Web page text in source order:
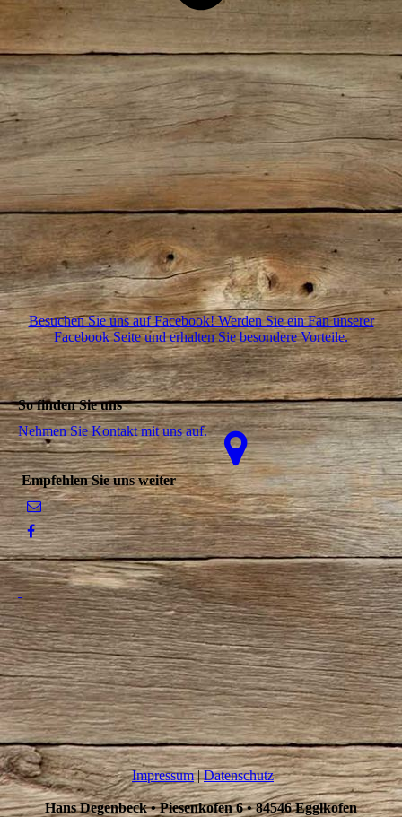
Besuchen Sie uns auf Facebook! Werden Sie ein Fan unserer
Facebook Seite und erhalten Sie besondere Vorteile.
So finden Sie uns
Nehmen Sie Kontakt mit uns auf.
Empfehlen Sie uns weiter
Impressum|Datenschutz
Hans Degenbeck • Piesenkofen 6 • 84546 Egglkofen